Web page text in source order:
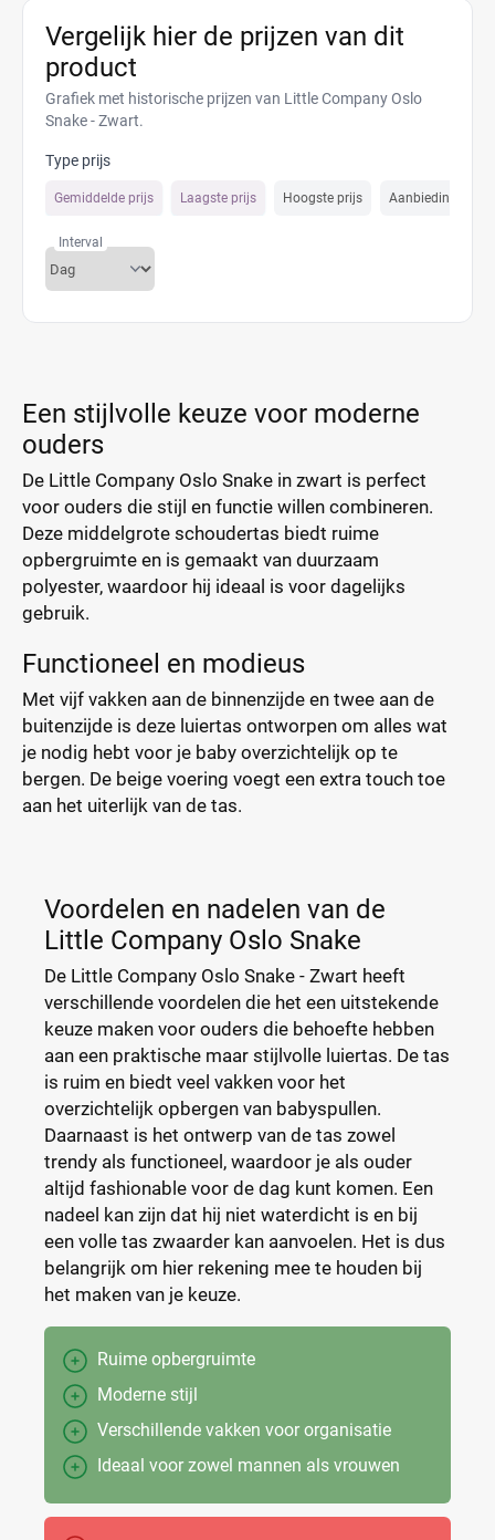
Vergelijk hier de prijzen van dit
product
Grafiek met historische prijzen van Little Company Oslo
Snake - Zwart.
Type prijs
Gemiddelde prijs Laagste prijs Hoogste prijs Aanbiedings prijs
Interval
Een stijlvolle keuze voor moderne
ouders
De Little Company Oslo Snake in zwart is perfect
voor ouders die stijl en functie willen combineren.
Deze middelgrote schoudertas biedt ruime
opbergruimte en is gemaakt van duurzaam
polyester, waardoor hij ideaal is voor dagelijks
gebruik.
Functioneel en modieus
Met vijf vakken aan de binnenzijde en twee aan de
buitenzijde is deze luiertas ontworpen om alles wat
je nodig hebt voor je baby overzichtelijk op te
bergen. De beige voering voegt een extra touch toe
aan het uiterlijk van de tas.
Voordelen en nadelen van de
Little Company Oslo Snake
De Little Company Oslo Snake - Zwart heeft
verschillende voordelen die het een uitstekende
keuze maken voor ouders die behoefte hebben
aan een praktische maar stijlvolle luiertas. De tas
is ruim en biedt veel vakken voor het
overzichtelijk opbergen van babyspullen.
Daarnaast is het ontwerp van de tas zowel
trendy als functioneel, waardoor je als ouder
altijd fashionable voor de dag kunt komen. Een
nadeel kan zijn dat hij niet waterdicht is en bij
een volle tas zwaarder kan aanvoelen. Het is dus
belangrijk om hier rekening mee te houden bij
het maken van je keuze.
Ruime opbergruimte
Moderne stijl
Verschillende vakken voor organisatie
Ideaal voor zowel mannen als vrouwen